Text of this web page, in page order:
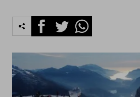
FacebookTwitterWhatsapp